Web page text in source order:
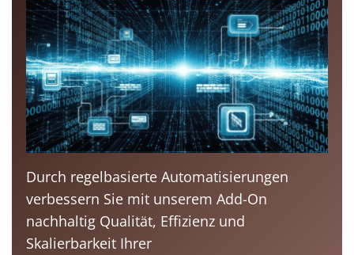
Durch regelbasierte Automatisierungen
verbessern Sie mit unserem Add-On
nachhaltig Qualität, Effizienz und
Skalierbarkeit Ihrer